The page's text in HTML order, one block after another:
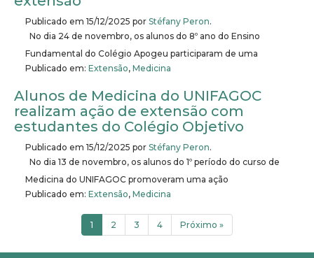
Publicado em 15/12/2025 por Stéfany Peron.
No dia 24 de novembro, os alunos do 8º ano do Ensino
Fundamental do Colégio Apogeu participaram de uma
Publicado em: Extensão, Medicina
Alunos de Medicina do UNIFAGOC
realizam ação de extensão com
estudantes do Colégio Objetivo
Publicado em 15/12/2025 por Stéfany Peron.
No dia 13 de novembro, os alunos do 1º período do curso de
Medicina do UNIFAGOC promoveram uma ação
Publicado em: Extensão, Medicina
1 2 3 4 Próximo »